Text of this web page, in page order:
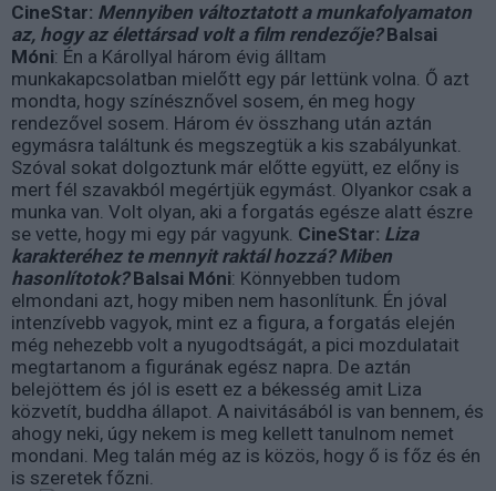
CineStar: Mennyiben változtatott a munkafolyamaton
az, hogy az élettársad volt a film rendezője? Balsai
Móni: Én a Károllyal három évig álltam
munkakapcsolatban mielőtt egy pár lettünk volna. Ő azt
mondta, hogy színésznővel sosem, én meg hogy
rendezővel sosem. Három év összhang után aztán
egymásra találtunk és megszegtük a kis szabályunkat.
Szóval sokat dolgoztunk már előtte együtt, ez előny is
mert fél szavakból megértjük egymást. Olyankor csak a
munka van. Volt olyan, aki a forgatás egésze alatt észre
se vette, hogy mi egy pár vagyunk. CineStar: Liza
karakteréhez te mennyit raktál hozzá? Miben
hasonlítotok? Balsai Móni: Könnyebben tudom
elmondani azt, hogy miben nem hasonlítunk. Én jóval
intenzívebb vagyok, mint ez a figura, a forgatás elején
még nehezebb volt a nyugodtságát, a pici mozdulatait
megtartanom a figurának egész napra. De aztán
belejöttem és jól is esett ez a békesség amit Liza
közvetít, buddha állapot. A naivitásából is van bennem, és
ahogy neki, úgy nekem is meg kellett tanulnom nemet
mondani. Meg talán még az is közös, hogy ő is főz és én
is szeretek főzni.